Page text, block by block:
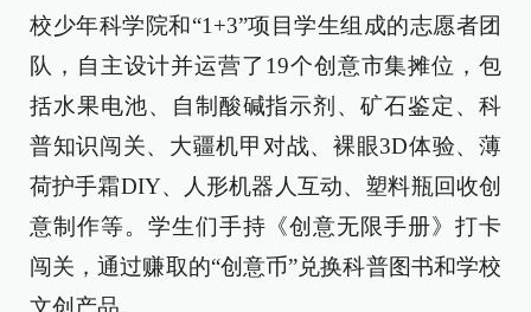
校少年科学院和“1+3”项目学生组成的志愿者团
队，自主设计并运营了19个创意市集摊位，包
括水果电池、自制酸碱指示剂、矿石鉴定、科
普知识闯关、大疆机甲对战、裸眼3D体验、薄
荷护手霜DIY、人形机器人互动、塑料瓶回收创
意制作等。学生们手持《创意无限手册》打卡
闯关，通过赚取的“创意币”兑换科普图书和学校
文创产品。